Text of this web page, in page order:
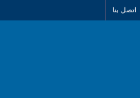
اتصل بنا